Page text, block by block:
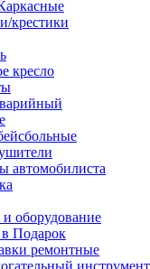
крестики
кресло
автомобилиста
оборудование
Подарок
ремонтные
инструмент